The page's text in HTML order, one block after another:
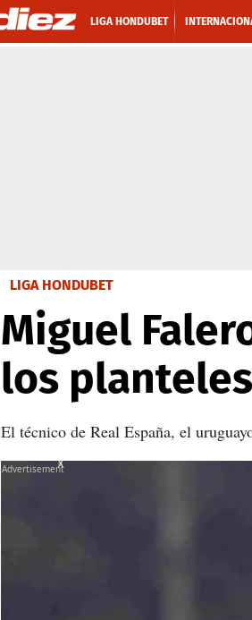
LIGA HONDUBET
LIGA HONDUBET
Miguel
los
El técnico de Real España, el
X